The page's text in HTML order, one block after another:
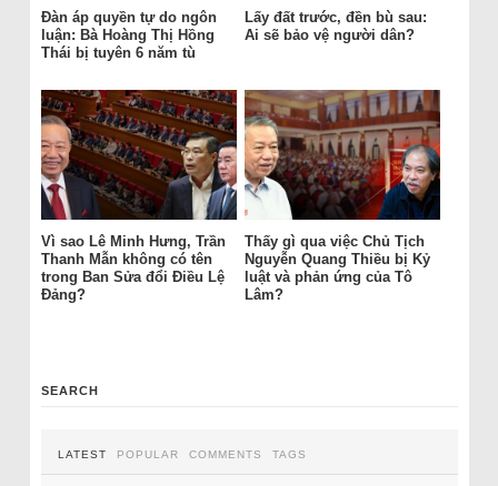
Đàn áp quyền tự do ngôn
luận: Bà Hoàng Thị Hồng
Thái bị tuyên 6 năm tù
Lấy đất trước, đền bù sau:
Ai sẽ bảo vệ người dân?
Vì sao Lê Minh Hưng, Trần
Thanh Mẫn không có tên
trong Ban Sửa đổi Điều Lệ
Đảng?
Thấy gì qua việc Chủ Tịch
Nguyễn Quang Thiều bị Kỷ
luật và phản ứng của Tô
Lâm?
SEARCH
LATEST POPULAR COMMENTS TAGS